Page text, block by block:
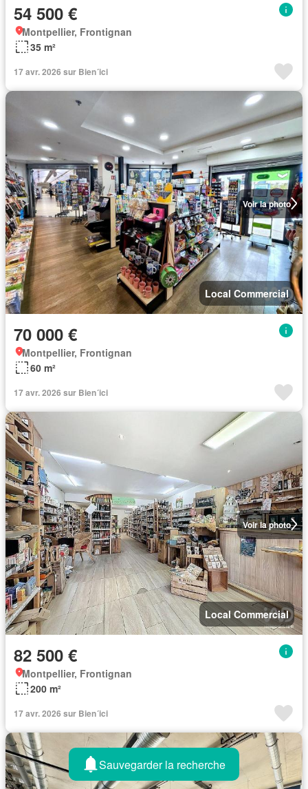
54 500 €
Montpellier, Frontignan
35 m²
17 avr. 2026 sur Bien´ici
Voir la photo
Local Commercial
70 000 €
Montpellier, Frontignan
60 m²
17 avr. 2026 sur Bien´ici
Voir la photo
Local Commercial
82 500 €
Montpellier, Frontignan
200 m²
17 avr. 2026 sur Bien´ici
Sauvegarder la recherche